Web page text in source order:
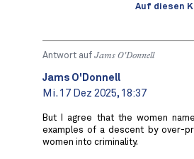
Auf diesen
Antwort auf Jams O'Donnell
Jams O'Donnell
Mi. 17 Dez 2025, 18:37
But I agree that the women
examples of a descent by over-
women into criminality.